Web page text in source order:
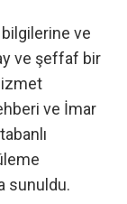
ve
ve şeffaf bir
ve İmar
sunuldu.